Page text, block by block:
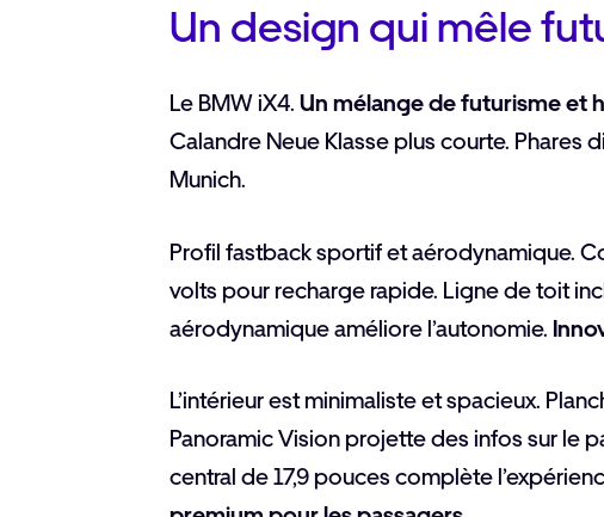
Un design qui mêle
Le BMW iX4. Un mélange de futurisme et
Calandre Neue Klasse plus courte. Phares
Munich.
Profil fastback sportif et aérodynamique.
volts pour recharge rapide. Ligne de toit
aérodynamique améliore l’autonomie.
L’intérieur est minimaliste et spacieux.
Panoramic Vision projette des infos sur le
central de 17,9 pouces complète